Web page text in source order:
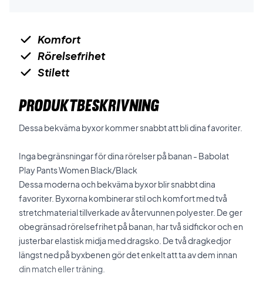
Komfort
Rörelsefrihet
Stilett
PRODUKTBESKRIVNING
Dessa bekväma byxor kommer snabbt att bli dina favoriter.
Inga begränsningar för dina rörelser på banan - Babolat
Play Pants Women Black/Black
Dessa moderna och bekväma byxor blir snabbt dina
favoriter. Byxorna kombinerar stil och komfort med två
stretchmaterial tillverkade av återvunnen polyester. De ger
obegränsad rörelsefrihet på banan, har två sidfickor och en
justerbar elastisk midja med dragsko. De två dragkedjor
längst ned på byxbenen gör det enkelt att ta av dem innan
din match eller träning.